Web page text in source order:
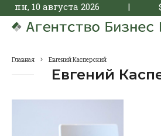
пн, 10 августа 2026 |
Главная Евгений Касперский
Евгений